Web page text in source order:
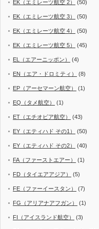
EK（エミレーツ航空 2） (50)
EK（エミレーツ航空 3） (50)
EK（エミレーツ航空 4） (50)
EK（エミレーツ航空 5） (45)
EL（エアーニッポン） (4)
EN（エア・ドロミティ） (8)
EP（アーセマーン航空） (1)
EQ（タメ航空） (1)
ET（エチオピア航空） (43)
EY（エティハド その1） (50)
EY（エティハド その2） (40)
FA（ファーストエアー） (1)
FD（タイエアアジア） (5)
FE（ファーイースタン） (7)
FG（アリアナアフガン） (1)
FI（アイスランド航空） (3)